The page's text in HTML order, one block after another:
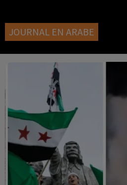
JOURNAL EN ARABE